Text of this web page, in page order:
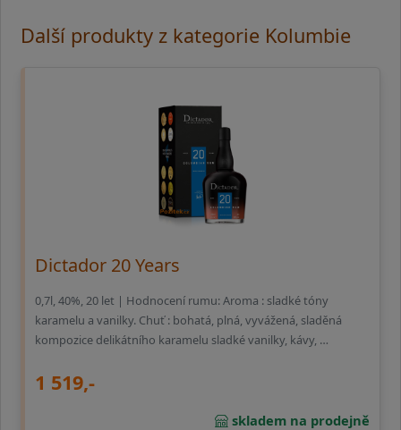
Další produkty z kategorie Kolumbie
Dictador 20 Years
0,7l, 40%, 20 let | Hodnocení rumu: Aroma : sladké tóny
karamelu a vanilky. Chuť : bohatá, plná, vyvážená, sladěná
kompozice delikátního karamelu sladké vanilky, kávy, …
1 519,-
skladem na prodejně